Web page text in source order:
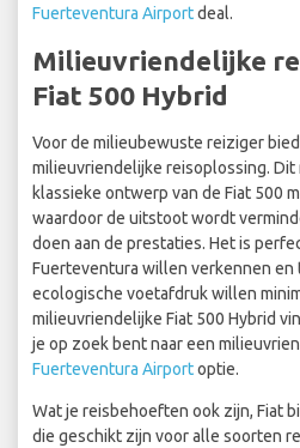
Fuerteventura Airportdeal.
Milieuvriendelijke
Fiat 500 Hybrid
Voor de milieubewuste reiziger
milieuvriendelijke reisoplossing.
klassieke ontwerp van de Fiat 500
waardoor de uitstoot wordt
doen aan de prestaties. Het is
Fuerteventura willen verkennen en
ecologische voetafdruk willen
milieuvriendelijke Fiat 500 Hybrid
je op zoek bent naar een
Fuerteventura Airportoptie.
Wat je reisbehoeften ook zijn, Fiat
die geschikt zijn voor alle soorten